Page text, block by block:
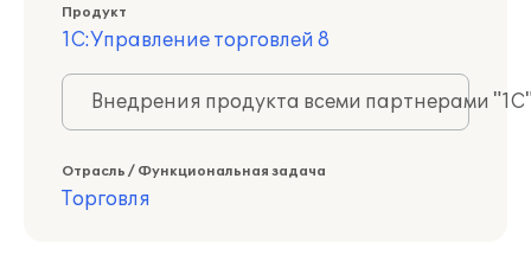
Продукт
1С:Управление торговлей 8
Внедрения продукта всеми партнерами
Отрасль / Функциональная задача
Торговля